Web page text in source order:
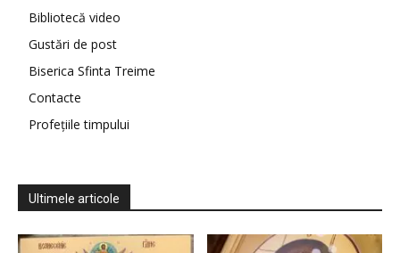
Bibliotecă video
Gustări de post
Biserica Sfinta Treime
Contacte
Profețiile timpului
Ultimele articole